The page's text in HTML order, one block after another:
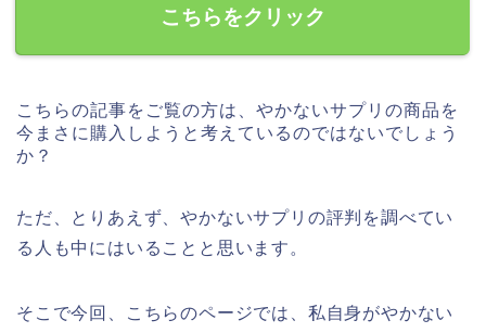
こちらをクリック
こちらの記事をご覧の方は、やかないサプリの商品を
今まさに購入しようと考えているのではないでしょう
か？
ただ、とりあえず、やかないサプリの評判を調べてい
る人も中にはいることと思います。
そこで今回、こちらのページでは、私自身がやかない